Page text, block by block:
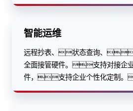
智能运维
远程抄表、状态查询、
全面接管硬件。支持对接企
件，支持企业个性化定制